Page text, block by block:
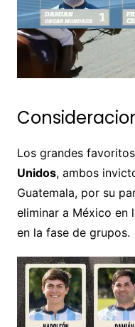
Los grandes
Unidos, ambos
Guatemala, por su
eliminar a México en
en la fase de grupos.